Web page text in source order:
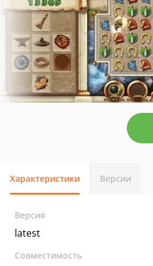
Характеристики Версии
Версия
latest
Совместимость